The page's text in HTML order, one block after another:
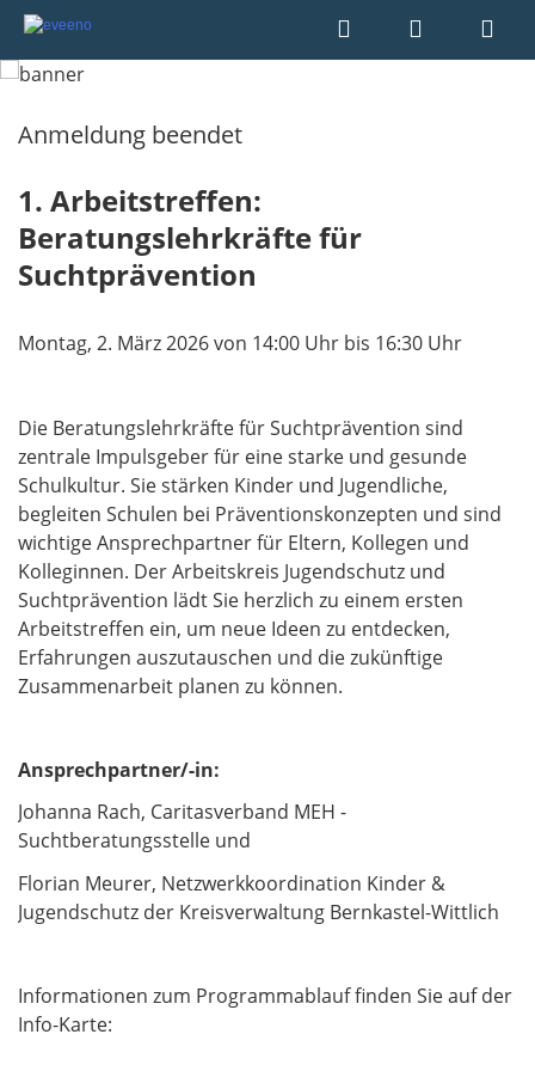
Anmeldung beendet
1. Arbeitstreffen:
Beratungslehrkräfte für
Suchtprävention
Montag, 2. März 2026 von 14:00 Uhr bis 16:30 Uhr
Die Beratungslehrkräfte für Suchtprävention sind
zentrale Impulsgeber für eine starke und gesunde
Schulkultur. Sie stärken Kinder und Jugendliche,
begleiten Schulen bei Präventionskonzepten und sind
wichtige Ansprechpartner für Eltern, Kollegen und
Kolleginnen. Der Arbeitskreis Jugendschutz und
Suchtprävention lädt Sie herzlich zu einem ersten
Arbeitstreffen ein, um neue Ideen zu entdecken,
Erfahrungen auszutauschen und die zukünftige
Zusammenarbeit planen zu können.
Ansprechpartner/-in:
Johanna Rach, Caritasverband MEH -
Suchtberatungsstelle und
Florian Meurer, Netzwerkkoordination Kinder &
Jugendschutz der Kreisverwaltung Bernkastel-Wittlich
Informationen zum Programmablauf finden Sie auf der
Info-Karte: